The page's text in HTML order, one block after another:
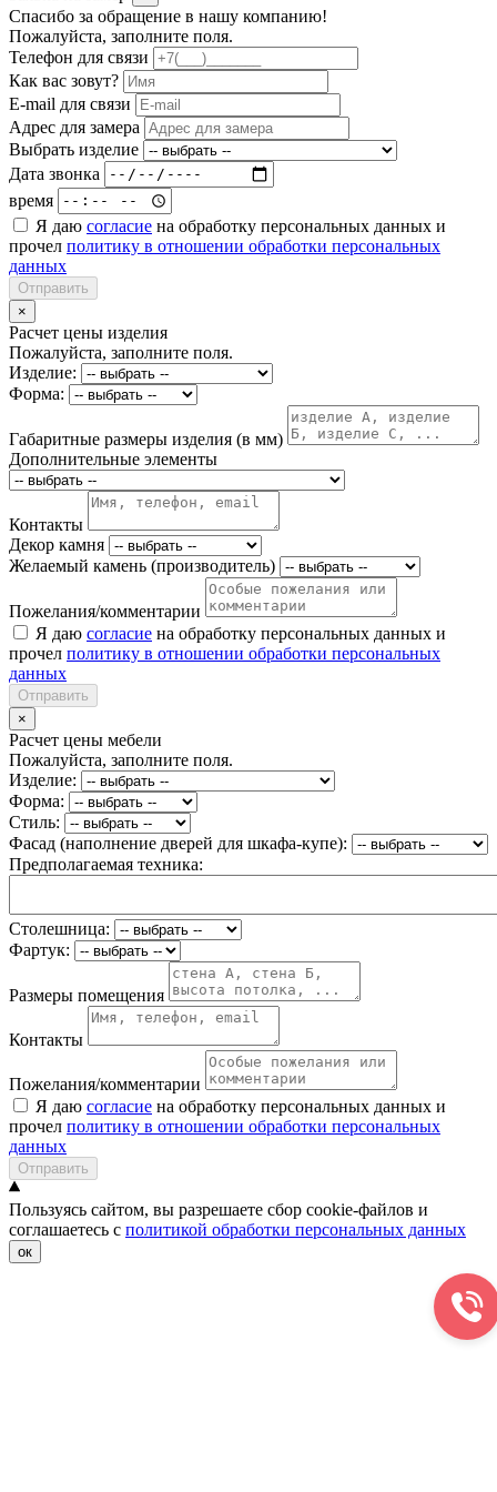
Спасибо за обращение в нашу компанию!
Пожалуйста, заполните поля.
Телефон для связи
Как вас зовут?
E-mail для связи
Адрес для замера
Выбрать изделие
Дата звонка
время
Я даю согласие на обработку персональных данных и
прочел политику в отношении обработки персональных
данных
Отправить
×
Расчет цены изделия
Пожалуйста, заполните поля.
Изделие:
Форма:
Габаритные размеры изделия (в мм)
Дополнительные элементы
Контакты
Декор камня
Желаемый камень (производитель)
Пожелания/комментарии
Я даю согласие на обработку персональных данных и
прочел политику в отношении обработки персональных
данных
Отправить
×
Расчет цены мебели
Пожалуйста, заполните поля.
Изделие:
Форма:
Стиль:
Фасад (наполнение дверей для шкафа-купе):
Предполагаемая техника:
Столешница:
Фартук:
Размеры помещения
Контакты
Пожелания/комментарии
Я даю согласие на обработку персональных данных и
прочел политику в отношении обработки персональных
данных
Отправить
Пользуясь сайтом, вы разрешаете сбор cookie-файлов и
соглашаетесь с политикой обработки персональных данных
ок